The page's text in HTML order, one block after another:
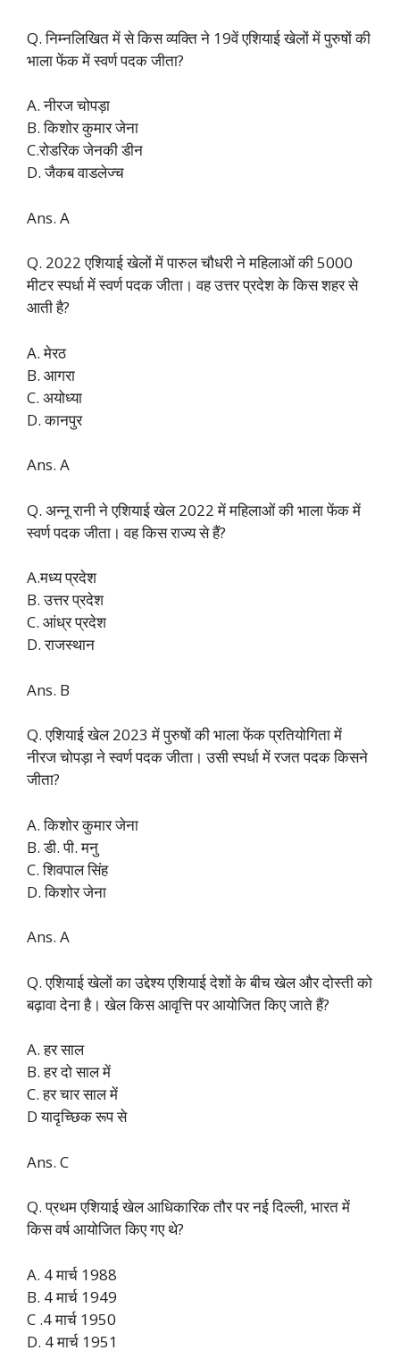
Q. निम्नलिखित में से किस व्यक्ति ने 19वें एशियाई खेलों में पुरुषों की
भाला फेंक में स्वर्ण पदक जीता?
A. नीरज चोपड़ा
B. किशोर कुमार जेना
C.रोडरिक जेनकी डीन
D. जैकब वाडलेज्च
Ans. A
Q. 2022 एशियाई खेलों में पारुल चौधरी ने महिलाओं की 5000
मीटर स्पर्धा में स्वर्ण पदक जीता। वह उत्तर प्रदेश के किस शहर से
आती है?
A. मेरठ
B. आगरा
C. अयोध्या
D. कानपुर
Ans. A
Q. अन्नू रानी ने एशियाई खेल 2022 में महिलाओं की भाला फेंक में
स्वर्ण पदक जीता। वह किस राज्य से हैं?
A.मध्य प्रदेश
B. उत्तर प्रदेश
C. आंध्र प्रदेश
D. राजस्थान
Ans. B
Q. एशियाई खेल 2023 में पुरुषों की भाला फेंक प्रतियोगिता में
नीरज चोपड़ा ने स्वर्ण पदक जीता। उसी स्पर्धा में रजत पदक किसने
जीता?
A. किशोर कुमार जेना
B. डी. पी. मनु
C. शिवपाल सिंह
D. किशोर जेना
Ans. A
Q. एशियाई खेलों का उद्देश्य एशियाई देशों के बीच खेल और दोस्ती को
बढ़ावा देना है। खेल किस आवृत्ति पर आयोजित किए जाते हैं?
A. हर साल
B. हर दो साल में
C. हर चार साल में
D यादृच्छिक रूप से
Ans. C
Q. प्रथम एशियाई खेल आधिकारिक तौर पर नई दिल्ली, भारत में
किस वर्ष आयोजित किए गए थे?
A. 4 मार्च 1988
B. 4 मार्च 1949
C .4 मार्च 1950
D. 4 मार्च 1951